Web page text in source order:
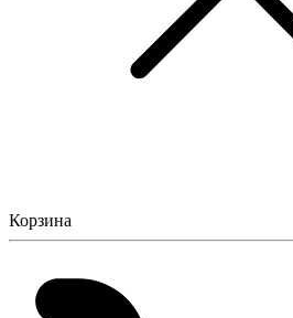
Корзина